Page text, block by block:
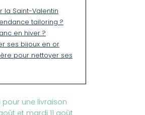
la Saint-Valentin
tailoring ?
en hiver ?
ses bijoux en or
pour nettoyer ses
une livraison
et mardi 11 août